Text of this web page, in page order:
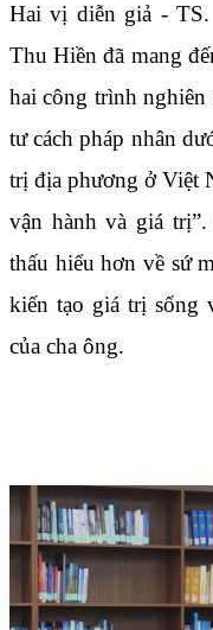
Hai vị diễn giả -
Thu Hiền đã mang
hai công trình nghiên
tư cách pháp nhân
trị địa phương ở Việt
vận hành và giá
thấu hiểu hơn về sứ
kiến tạo giá trị sống
của cha ông.